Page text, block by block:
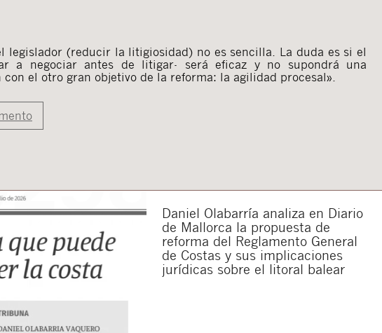
el otro gran objetivo de la reforma: la agilidad procesal».
Daniel Olabarría analiza en Diario
de Mallorca la propuesta de
reforma del Reglamento General
de Costas y sus implicaciones
jurídicas sobre el litoral balear